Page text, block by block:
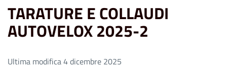
TARATURE E COLLAUDI
AUTOVELOX 2025-2
Ultima modifica 4 dicembre 2025